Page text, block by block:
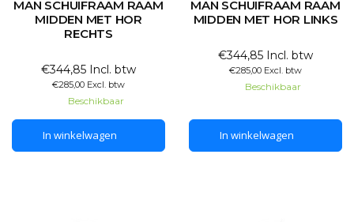
MAN SCHUIFRAAM RAAM
MIDDEN MET HOR
RECHTS
€344,85 Incl. btw
€285,00 Excl. btw
Beschikbaar
In winkelwagen
MAN SCHUIFRAAM RAAM
MIDDEN MET HOR LINKS
€344,85 Incl. btw
€285,00 Excl. btw
Beschikbaar
In winkelwagen